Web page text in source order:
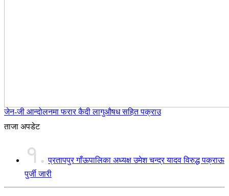
जेन-जी आन्दोलनमा फरार कैदी लागुऔषध सहित पक्राउ
ताजा अपडेट
१. प्रतापपुर गाँऊपालिका अध्यक्ष उमेश चन्द्र यादव विरुद्ध पक्राऊ
पुर्जी जारी